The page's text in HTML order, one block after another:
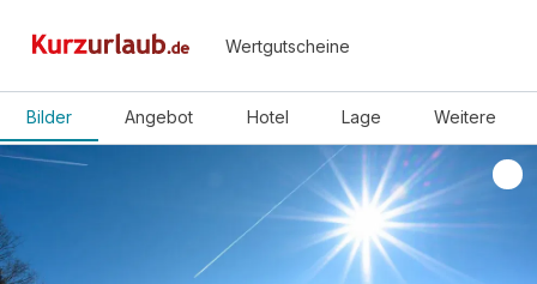
Wertgutscheine
Bilder Angebot Hotel Lage Weitere